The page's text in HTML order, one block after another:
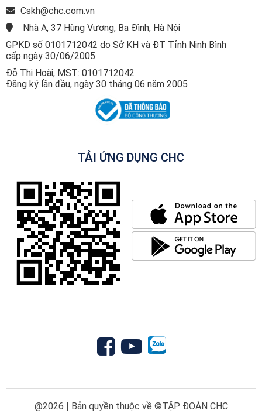
Cskh@chc.com.vn
Nhà A, 37 Hùng Vương, Ba Đình, Hà Nội
GPKD số 0101712042 do Sở KH và ĐT Tỉnh Ninh Bình
cấp ngày 30/06/2005
Đỗ Thị Hoài, MST: 0101712042
Đăng ký lần đầu, ngày 30 tháng 06 năm 2005
TẢI ỨNG DỤNG CHC
@2026 | Bản quyền thuộc về ©TẬP ĐOÀN CHC